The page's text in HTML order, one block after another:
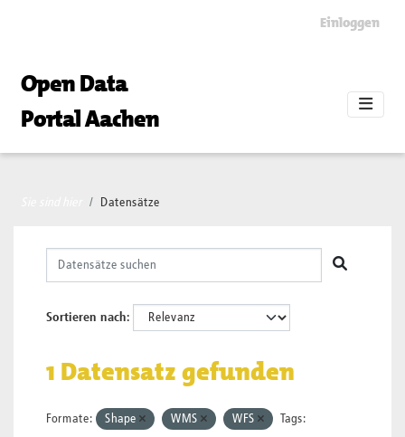
Einloggen
Open Data
Portal Aachen
Datensätze
Sortieren nach
1 Datensatz gefunden
Formate: Shape WMS WFS Tags: